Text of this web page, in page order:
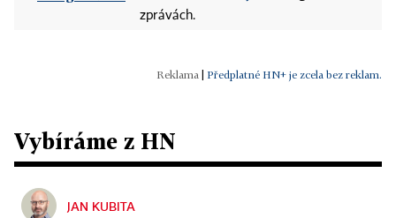
zprávách.
Předplatné HN+ je zcela bez reklam.
Vybíráme z HN
JAN KUBITA